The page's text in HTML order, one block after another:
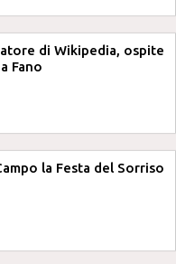
di Wikipedia, ospite
Fano
la Festa del Sorriso